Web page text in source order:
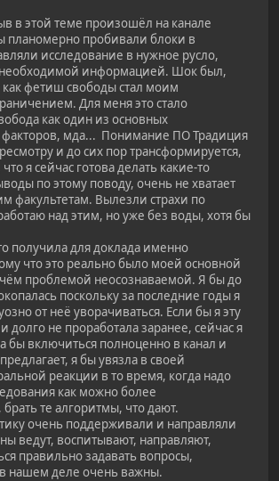
в этой теме произошёл на канале
планомерно пробивали блоки в
исследование в нужное русло,
информацией. Шок был,
как фетиш свободы стал моим
Для меня это стало
как один из основных
мда... Понимание ПО Традиция
и до сих пор трансформируется,
я сейчас готова делать какие-то
по этому поводу, очень не хватает
факультетам. Вылезли страхи по
над этим, но уже без воды, хотя бы
получила для доклада именно
что это реально было моей основной
проблемой неосознаваемой. Я бы до
поскольку за последние годы я
от неё уворачиваться. Если бы я эту
долго не проработала заранее, сейчас я
бы включиться полноценно в канал и
я бы увязла в своей
реакции в то время, когда надо
как можно более
брать те алгоритмы, что дают.
очень поддерживали и направляли
ведут, воспитывают, направляют,
правильно задавать вопросы,
нашем деле очень важны.